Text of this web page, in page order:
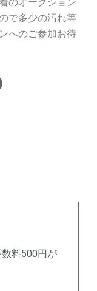
で多少の汚れ等
へのご参加お待
料500円が